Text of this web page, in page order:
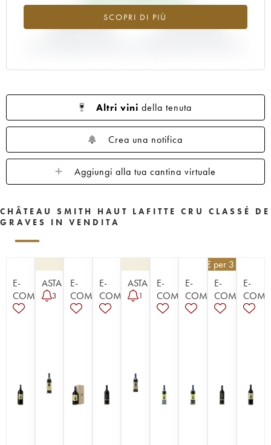
1952
SCOPRI DI PIÙ
+400.8% +33.33%
Altri vini della tenuta
Crea una notifica
Aggiungi alla tua cantina virtuale
CHÂTEAU SMITH HAUT LAFITTE CRU CLASSÉ DE
GRAVES IN VENDITA
E-
COMMERCE
ASTA
3
E-
COMMERCE
E-
COMMERCE
ASTA
1
E-
COMMERCE
E-
COMMERCE
€ per 3 | - 10%
E-
COMMERCE
E-